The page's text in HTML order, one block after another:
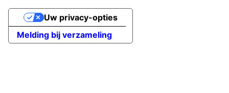
Melding bij verzameling
Uw privacy-opties